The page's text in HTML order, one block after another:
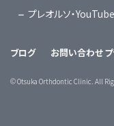
プレオルソ・YouTube
ブログ お問い合わせ
©Otsuka Orthdontic Clinic. All